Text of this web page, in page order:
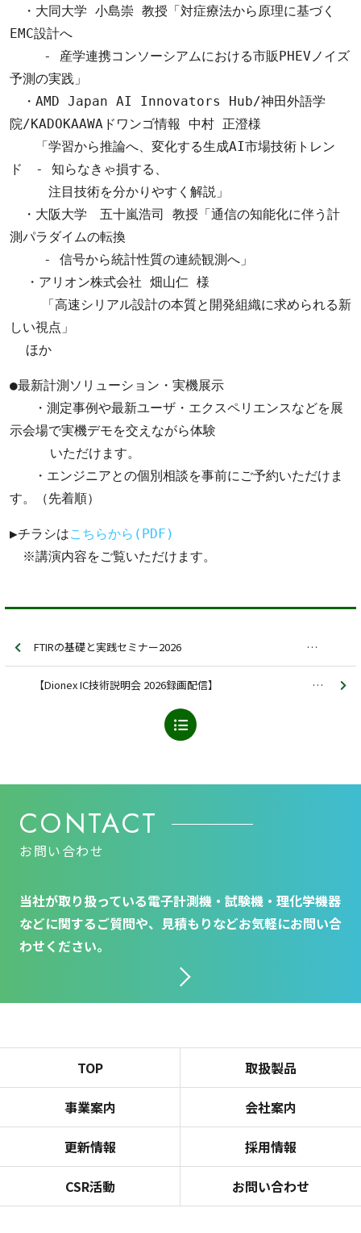
・大同大学 小島崇 教授「対症療法から原理に基づく
EMC設計へ
- 産学連携コンソーシアムにおける市販PHEVノイズ
予測の実践」
・AMD Japan AI Innovators Hub/神田外語学
院/KADOKAAWAドワンゴ情報 中村 正澄様
「学習から推論へ、変化する生成AI市場技術トレン
ド　- 知らなきゃ損する、
注目技術を分かりやすく解説」
・大阪大学　五十嵐浩司 教授「通信の知能化に伴う計
測パラダイムの転換
- 信号から統計性質の連続観測へ」
しい視点」
  ほか
●最新計測ソリューション・実機展示
示会場で実機デモを交えながら体験
す。（先着順）
▶チラシはこちらから(PDF)
※講演内容をご覧いただけます。
FTIRの基礎と実践セミナー2026 ～ 測定・解析スキルを高める ～
【Dionex IC技術説明会 2026録画配信】 ～原理を理解し、実務に活かすIC分析力～
CONTACT
お問い合わせ
当社が取り扱っている電子計測機・試験機・理化学機器
などに関するご質問や、見積もりなどお気軽にお問い合
わせください。
TOP 取扱製品
事業案内 会社案内
更新情報 採用情報
CSR活動 お問い合わせ